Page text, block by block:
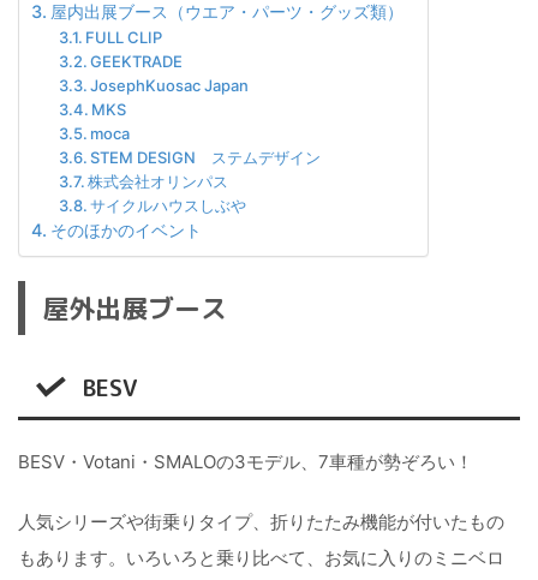
屋内出展ブース（ウエア・パーツ・グッズ類）
FULL CLIP
GEEKTRADE
JosephKuosac Japan
MKS
moca
STEM DESIGN ステムデザイン
株式会社オリンパス
サイクルハウスしぶや
そのほかのイベント
屋外出展ブース
BESV
BESV・Votani・SMALOの3モデル、7車種が勢ぞろい！
人気シリーズや街乗りタイプ、折りたたみ機能が付いたもの
もあります。いろいろと乗り比べて、お気に入りのミニベロ